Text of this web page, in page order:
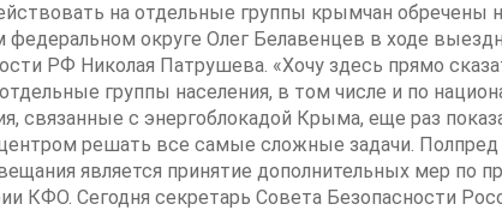
на отдельные группы крымчан обречены
округе Олег Белавенцев в ходе
РФ Николая Патрушева. «Хочу здесь прямо
группы населения, в том числе и по
связанные с энергоблокадой Крыма, еще раз
решать все самые сложные задачи.
является принятие дополнительных мер по
КФО. Сегодня секретарь Совета Безопасности